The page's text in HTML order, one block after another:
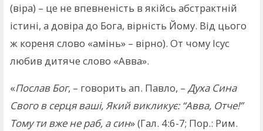
(віра) – це не впевненість в якійсь абстрактній
істині, а довіра до Бога, вірність Йому. Від цього
ж кореня слово «амінь» – вірно). От чому Ісус
любив дитяче слово «Авва».
«Послав Бог, – говорить ап. Павло, – Духа Сина
Свого в серця ваші, Який викликує: “Авва, Отче!”
Тому ти вже не раб, а син» (Гал. 4:6-7; Пор.: Рим.